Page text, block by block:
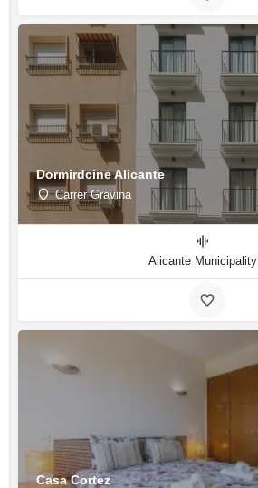
Dormirdcine Alicante
Carrer Gravina
Alicante Municipality
Casa Cortez